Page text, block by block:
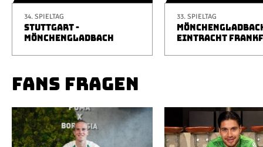
34. SPIELTAG
STUTTGART -
MÖNCHENGLADBACH
33. SPIELTAG
EINTRACHT
FANS FRAGEN